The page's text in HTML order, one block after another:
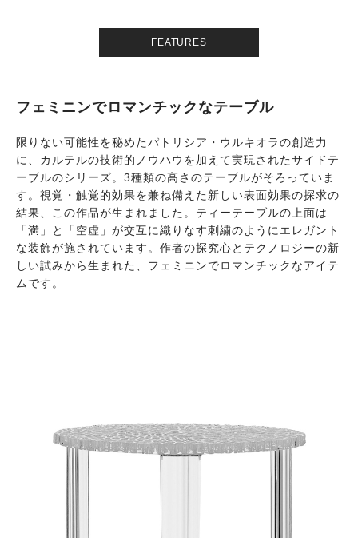
FEATURES
フェミニンでロマンチックなテーブル
限りない可能性を秘めたパトリシア・ウルキオラの創造力
に、カルテルの技術的ノウハウを加えて実現されたサイドテ
ーブルのシリーズ。3種類の高さのテーブルがそろっていま
す。視覚・触覚的効果を兼ね備えた新しい表面効果の探求の
結果、この作品が生まれました。ティーテーブルの上面は
「満」と「空虚」が交互に織りなす刺繍のようにエレガント
な装飾が施されています。作者の探究心とテクノロジーの新
しい試みから生まれた、フェミニンでロマンチックなアイテ
ムです。